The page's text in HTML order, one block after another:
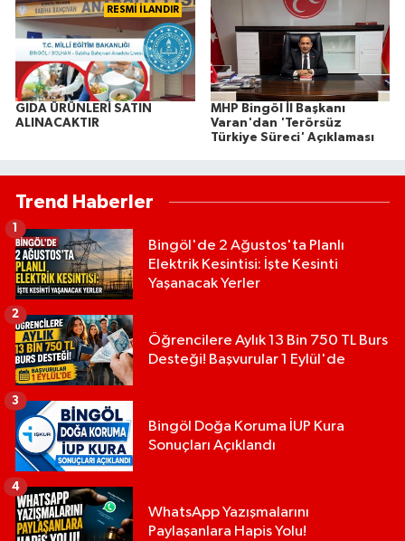
RESMİ İLANDIR
GIDA ÜRÜNLERİ SATIN
ALINACAKTIR
MHP Bingöl İl Başkanı
Varan'dan 'Terörsüz
Türkiye Süreci' Açıklaması
Trend Haberler
Bingöl'de 2 Ağustos'ta Planlı
Elektrik Kesintisi: İşte Kesinti
Yaşanacak Yerler
Öğrencilere Aylık 13 Bin 750 TL Burs
Desteği! Başvurular 1 Eylül'de
2
Bingöl Doğa Koruma İUP Kura
Sonuçları Açıklandı
3
WhatsApp Yazışmalarını
Paylaşanlara Hapis Yolu!
4